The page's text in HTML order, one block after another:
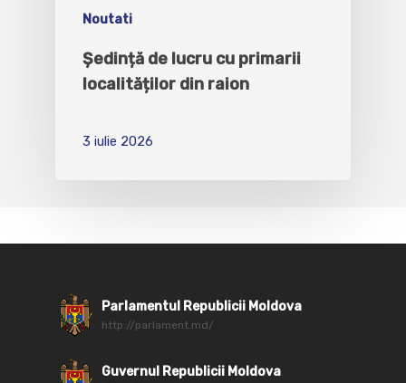
Noutati
Ședință de lucru cu primarii
localităților din raion
3 iulie 2026
Parlamentul Republicii Moldova
http://parlament.md/
Guvernul Republicii Moldova